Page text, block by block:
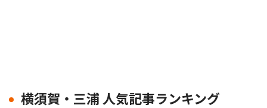
横須賀・三浦 人気記事ランキング